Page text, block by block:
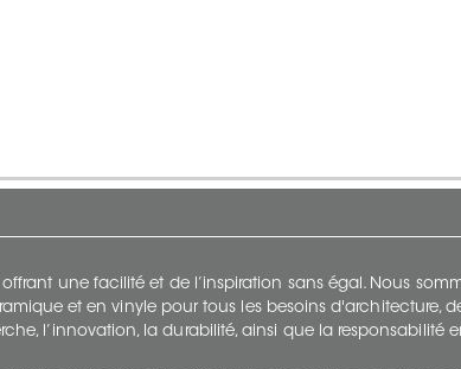
une facilité et de l’inspiration sans égal. Nous
et en vinyle pour tous les besoins d'architecture,
l’innovation, la durabilité, ainsi que la responsabilité